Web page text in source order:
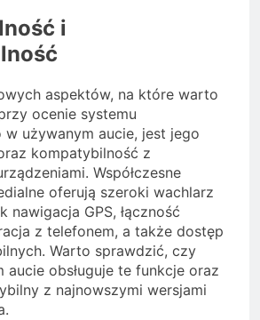
i
aspektów, na które warto
ocenie systemu
w używanym aucie, jest jego
kompatybilność z
Współczesne
oferują szeroki wachlarz
nawigacja GPS, łączność
z telefonem, a także dostęp
Warto sprawdzić, czy
aucie obsługuje te funkcje oraz
z najnowszymi wersjami